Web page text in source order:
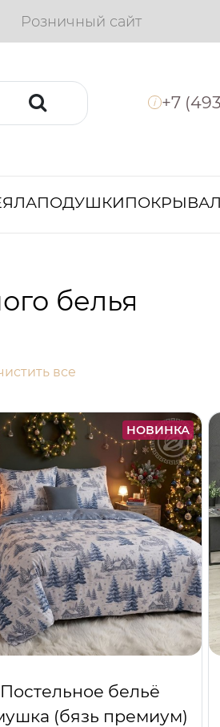
Розничный сайт
i +7
ПОДУШКИ
белья
все
НОВИНКА
Постельное бельё
(бязь премиум)